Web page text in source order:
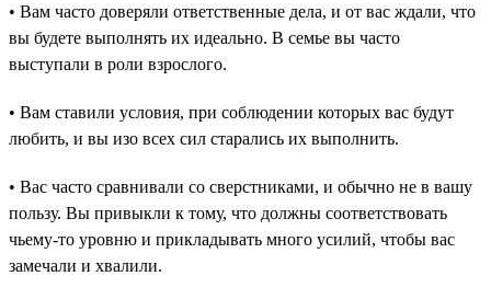
• Вам часто доверяли ответственные дела, и от вас ждали, что
вы будете выполнять их идеально. В семье вы часто
выступали в роли взрослого.
• Вам ставили условия, при соблюдении которых вас будут
любить, и вы изо всех сил старались их выполнить.
• Вас часто сравнивали со сверстниками, и обычно не в вашу
пользу. Вы привыкли к тому, что должны соответствовать
чьему-то уровню и прикладывать много усилий, чтобы вас
замечали и хвалили.